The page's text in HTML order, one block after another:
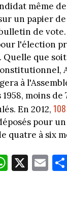
même
un papier
de
l'élection
Quelle que
à
1958, moins
En 2012,
pour
quatre à six
W
ha
X E
m